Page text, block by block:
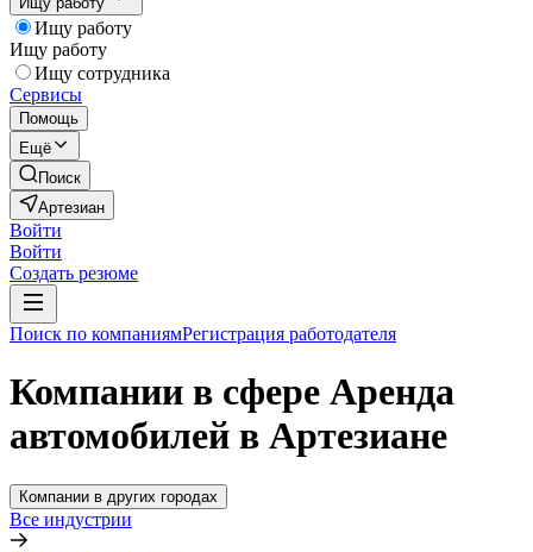
Ищу работу
Ищу работу
Ищу сотрудника
Сервисы
Помощь
Ещё
Поиск
Артезиан
Войти
Войти
Создать резюме
Поиск по компаниямРегистрация работодателя
Компании в сфере Аренда
автомобилей в Артезиане
Компании в других городах
Все индустрии